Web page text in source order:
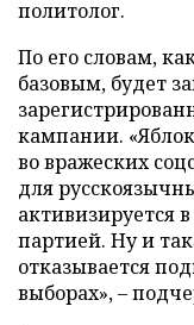
политолог.
По его словам,
базовым, будет
кампании.
во вражеских
для
активизируется
партией. Ну и
отказывается
выборах», –